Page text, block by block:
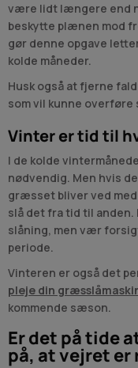
være lidt længere end
beskytte plænen mod
gør denne opgave
kolde måneder.
Husk også at fjerne
som vil kunne
Vinter er tid til
I de kolde
nødvendig. Men hvis
græsset bliver ved
slå det fra tid til
slåning, men vær
periode.
Vinteren er også det
pleje din
kommende sæson.
Er det på tide
på, at vejret